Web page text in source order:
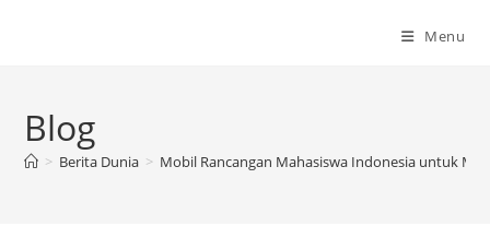
Menu
Blog
> Berita Dunia > Mobil Rancangan Mahasiswa Indonesia untuk